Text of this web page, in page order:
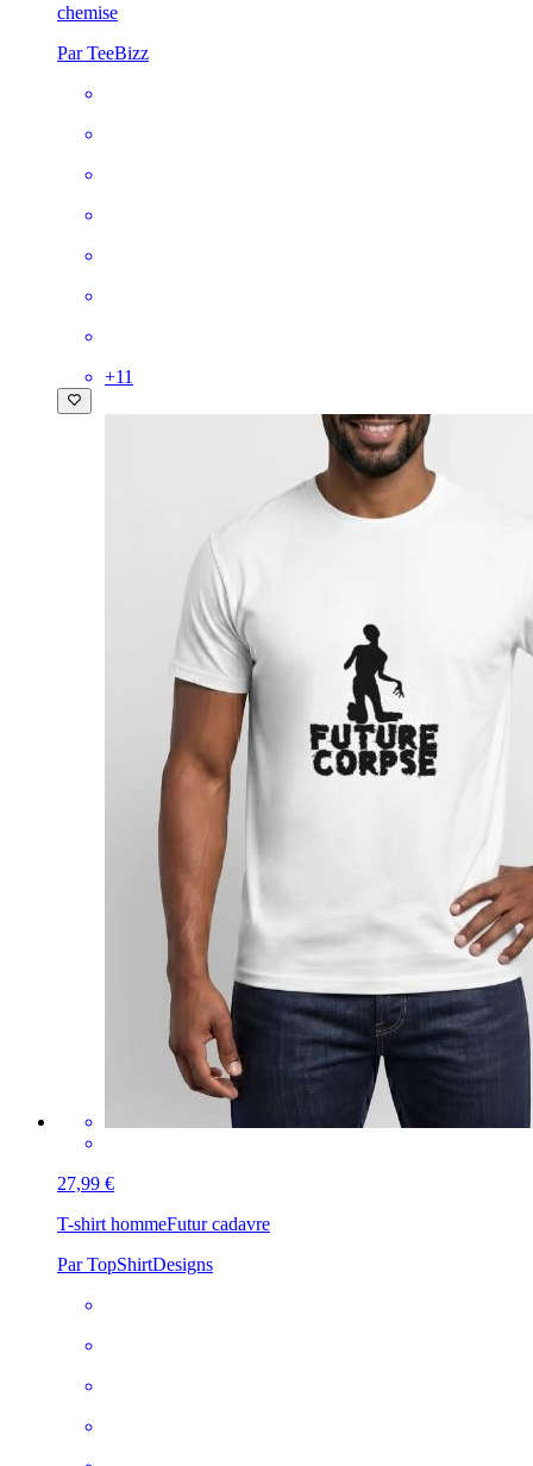
chemise
Par TeeBizz
+11
27,99 €
T-shirt hommeFutur cadavre
Par TopShirtDesigns